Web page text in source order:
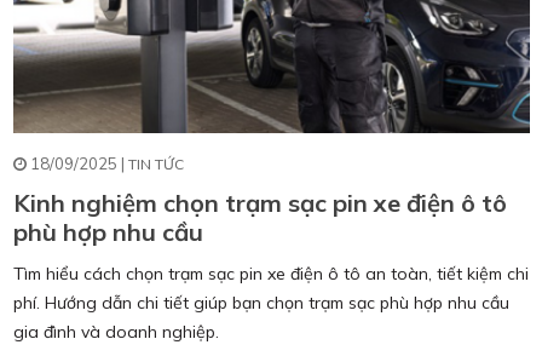
18/09/2025 | TIN TỨC
Kinh nghiệm chọn trạm sạc pin xe điện ô tô
phù hợp nhu cầu
Tìm hiểu cách chọn trạm sạc pin xe điện ô tô an toàn, tiết kiệm chi
phí. Hướng dẫn chi tiết giúp bạn chọn trạm sạc phù hợp nhu cầu
gia đình và doanh nghiệp.